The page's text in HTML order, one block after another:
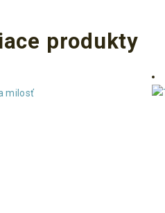
produkty